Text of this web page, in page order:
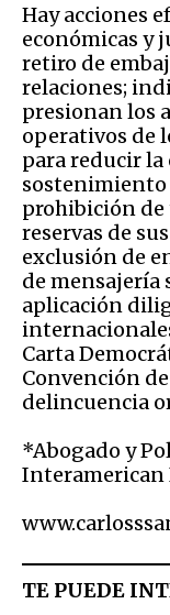
Hay acciones
económicas y
retiro de
relaciones;
presionan los
operativos de
para reducir
sostenimiento
prohibición de
reservas de
exclusión de
de mensajería
aplicación
Carta
Convención
delincuencia
*Abogado y
Interamerican
TE PUEDE